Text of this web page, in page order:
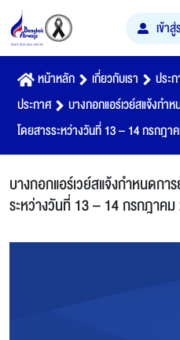
เข้า
หน้าหลัก เกี่ยวกับเรา ประ
ประกาศ
บางกอกแอร์เวย์สแจ้งกำ
โดยสารระหว่างวันที่ 13 – 14 กรกฎา
บางกอกแอร์เวย์สแจ้งกำหนดกา
ระหว่างวันที่ 13 – 14 กรกฎาค